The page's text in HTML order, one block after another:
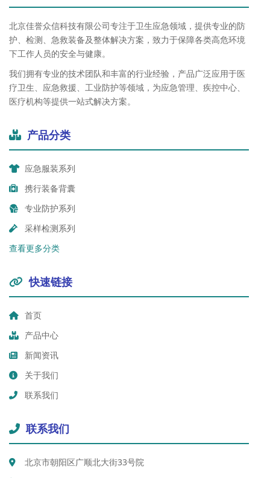
北京佳誉众信科技有限公司专注于卫生应急领域，提供专业的防
护、检测、急救装备及整体解决方案，致力于保障各类高危环境
下工作人员的安全与健康。
我们拥有专业的技术团队和丰富的行业经验，产品广泛应用于医
疗卫生、应急救援、工业防护等领域，为应急管理、疾控中心、
医疗机构等提供一站式解决方案。
产品分类
应急服装系列
携行装备背囊
专业防护系列
采样检测系列
查看更多分类
快速链接
首页
产品中心
新闻资讯
关于我们
联系我们
联系我们
北京市朝阳区广顺北大街33号院